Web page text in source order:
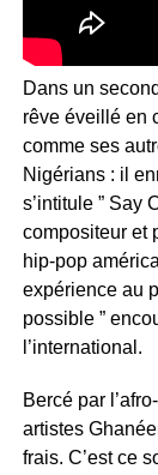
Dans un
rêve éveillé en
comme ses
Nigérians : il
s’intitule ” Say
compositeur et
hip-pop
expérience au
possible ”
l’international.
Bercé par
artistes
frais. C’est ce